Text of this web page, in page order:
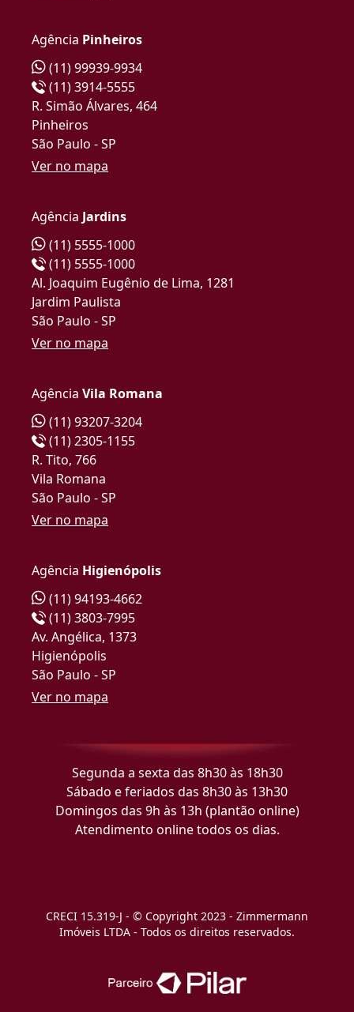
Agência Pinheiros
(11) 99939-9934
(11) 3914-5555
R. Simão Álvares, 464
Pinheiros
São Paulo - SP
Ver no mapa
Agência Jardins
(11) 5555-1000
(11) 5555-1000
Al. Joaquim Eugênio de Lima, 1281
Jardim Paulista
São Paulo - SP
Ver no mapa
Agência Vila Romana
(11) 93207-3204
(11) 2305-1155
R. Tito, 766
Vila Romana
São Paulo - SP
Ver no mapa
Agência Higienópolis
(11) 94193-4662
(11) 3803-7995
Av. Angélica, 1373
Higienópolis
São Paulo - SP
Ver no mapa
Segunda a sexta das 8h30 às 18h30
Sábado e feriados das 8h30 às 13h30
Domingos das 9h às 13h (plantão online)
Atendimento online todos os dias.
CRECI 15.319-J - © Copyright 2023 - Zimmermann
Imóveis LTDA - Todos os direitos reservados.